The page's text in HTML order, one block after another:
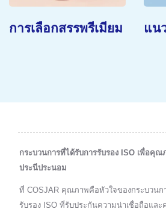
แนวคิดที่ยั่งยืน
กระบวนการที่ได้รับการรับรอง ISO เพื่อคุ
ประนีประนอม
ที่ COSJAR คุณภาพคือหัวใจของกระบวนก
รับรอง ISO ที่รับประกันความน่าเชื่อถือและ